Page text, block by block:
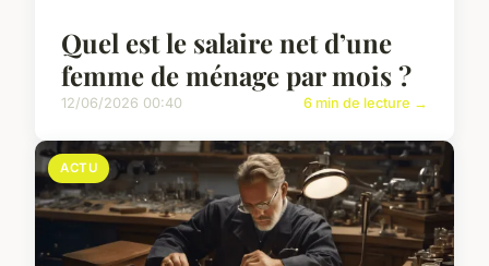
Quel est le salaire net d’une
femme de ménage par mois ?
12/06/2026 00:40 6 min de lecture →
ACTU